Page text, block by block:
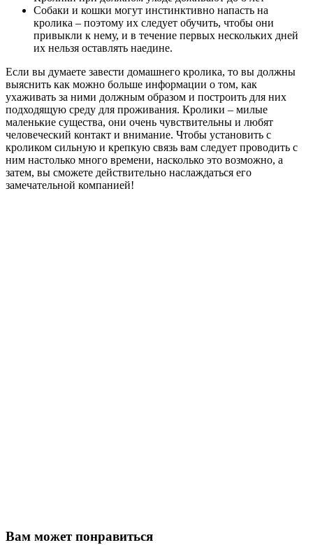
Собаки и кошки могут инстинктивно напасть на
кролика – поэтому их следует обучить, чтобы они
привыкли к нему, и в течение первых нескольких дней
их нельзя оставлять наедине.
Если вы думаете завести домашнего кролика, то вы должны
выяснить как можно больше информации о том, как
ухаживать за ними должным образом и построить для них
подходящую среду для проживания. Кролики – милые
маленькие существа, они очень чувствительны и любят
человеческий контакт и внимание. Чтобы установить с
кроликом сильную и крепкую связь вам следует проводить с
ним настолько много времени, насколько это возможно, а
затем, вы сможете действительно наслаждаться его
замечательной компанией!
Вам может понравиться